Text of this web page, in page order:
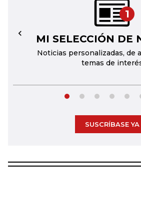
1
MI SELECCIÓN DE
Noticias personalizadas, de
temas de
←
SUSCRÍBASE YA